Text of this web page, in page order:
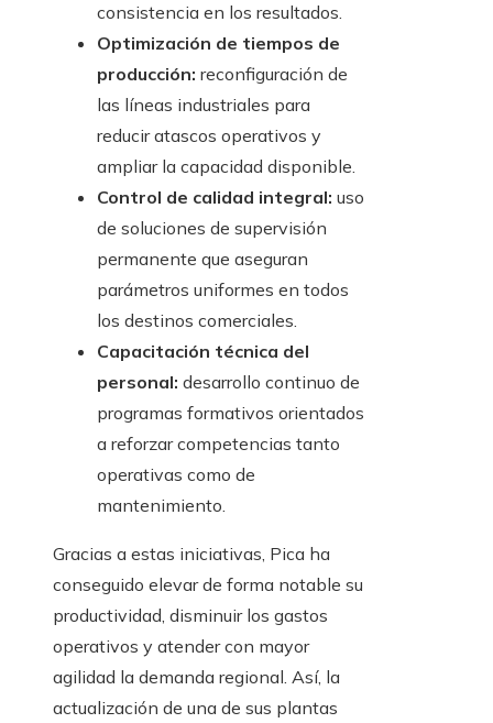
consistencia en los resultados.
Optimización de tiempos de
producción: reconfiguración de
las líneas industriales para
reducir atascos operativos y
ampliar la capacidad disponible.
Control de calidad integral: uso
de soluciones de supervisión
permanente que aseguran
parámetros uniformes en todos
los destinos comerciales.
Capacitación técnica del
personal: desarrollo continuo de
programas formativos orientados
a reforzar competencias tanto
operativas como de
mantenimiento.
Gracias a estas iniciativas, Pica ha
conseguido elevar de forma notable su
productividad, disminuir los gastos
operativos y atender con mayor
agilidad la demanda regional. Así, la
actualización de una de sus plantas